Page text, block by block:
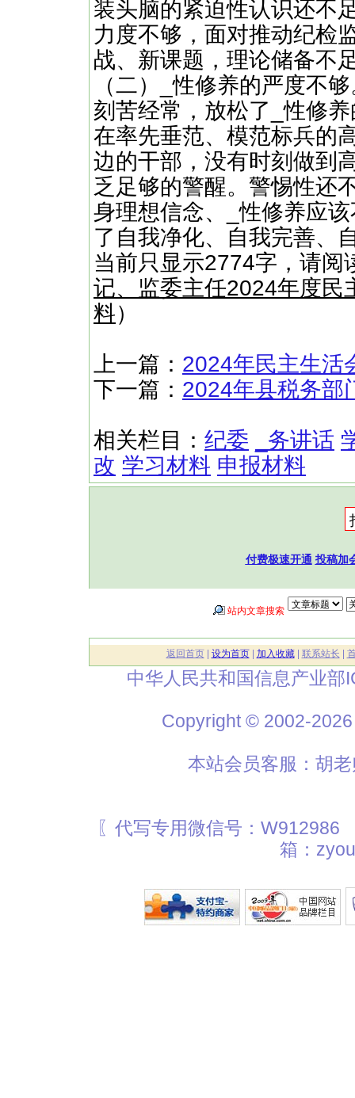
装头脑的紧迫性认识还不
力度不够，面对推动纪检
战、新课题，理论储备不
（二）_性修养的严度不
刻苦经常，放松了_性修
在率先垂范、模范标兵的
边的干部，没有时刻做到
乏足够的警醒。警惕性还
身理想信念、_性修养应
了自我净化、自我完善
当前只显示2774字，请阅
记、监委主任2024年度民
料）
上一篇： 2024年民主生活
下一篇： 2024年县税务部
相关栏目： 纪委 _务讲话
改 学习材料 申报材料
付费极速开通 投稿加
站内文章搜索
返回首页| 设为首页| 加入收藏| 联系站长
中华人民共和国信息产业部
Copyright © 2002-
本站会员客服：胡
〖代写专用微信号：
箱：